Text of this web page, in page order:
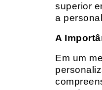
superior
a
A
Em um